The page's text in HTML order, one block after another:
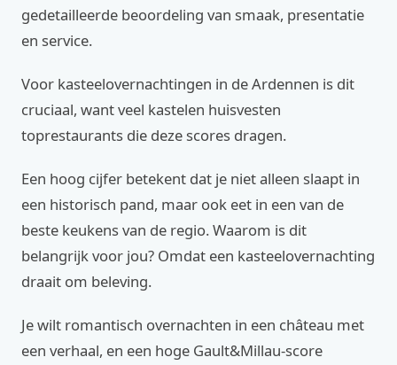
gedetailleerde beoordeling van smaak, presentatie
en service.
Voor kasteelovernachtingen in de Ardennen is dit
cruciaal, want veel kastelen huisvesten
toprestaurants die deze scores dragen.
Een hoog cijfer betekent dat je niet alleen slaapt in
een historisch pand, maar ook eet in een van de
beste keukens van de regio. Waarom is dit
belangrijk voor jou? Omdat een kasteelovernachting
draait om beleving.
Je wilt romantisch overnachten in een château met
een verhaal, en een hoge Gault&Millau-score